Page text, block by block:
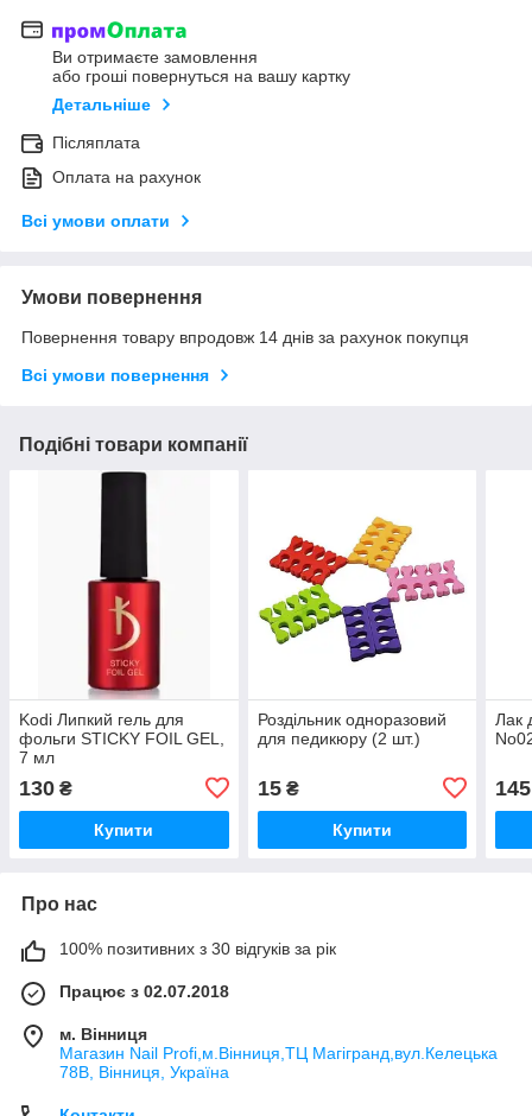
Ви отримаєте замовлення
або гроші повернуться на вашу картку
Детальніше
Післяплата
Оплата на рахунок
Всі умови оплати
Умови повернення
Повернення товару впродовж 14 днів за рахунок покупця
Всі умови повернення
Подібні товари компанії
Kodi Липкий гель для
фольги STICKY FOIL GEL,
7 мл
130 ₴
Купити
Роздільник одноразовий
для педикюру (2 шт.)
15₴
Купити
Лак
145
Про нас
100% позитивних з 30 відгуків за рік
Працює з 02.07.2018
м. Вінниця
Магазин Nail Profi,м.Вінниця,ТЦ Магігранд,вул.Келецька
78В, Вінниця, Україна